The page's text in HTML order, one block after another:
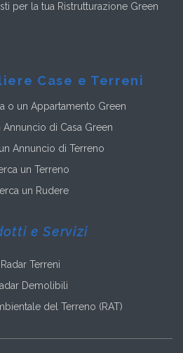
per la tua Ristrutturazione Green
Case e Terreni
o un Appartamento Green
Annuncio di Casa Green
Annuncio di Terreno
un Terreno
un Rudere
e Servizi
Radar Terreni
Demolibili
del Terreno (RAT)